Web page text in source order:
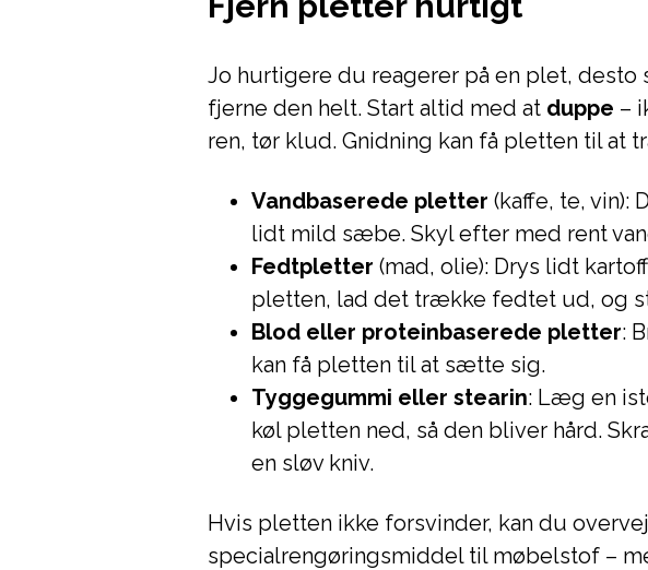
Jo hurtigere du reagerer på en plet, desto
fjerne den helt. Start altid med at duppe –
ren, tør klud. Gnidning kan få pletten til at
Vandbaserede pletter (kaffe, te, vin):
lidt mild sæbe. Skyl efter med rent
Fedtpletter (mad, olie): Drys lidt
pletten, lad det trække fedtet ud, og
Blod eller proteinbaserede pletter:
kan få pletten til at sætte sig.
Tyggegummi eller stearin: Læg en
køl pletten ned, så den bliver hård.
en sløv kniv.
Hvis pletten ikke forsvinder, kan du
specialrengøringsmiddel til møbelstof –